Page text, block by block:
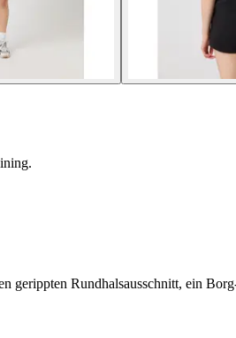
Rundhalsausschnitt, ein